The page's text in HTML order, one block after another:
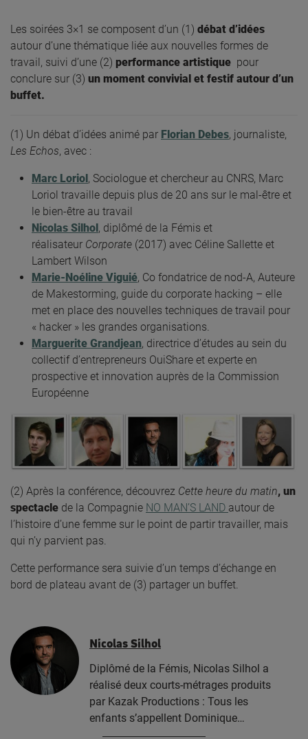
Les soirées 3×1 se composent d’un (1) débat d’idées
autour d’une thématique liée aux nouvelles formes de
travail, suivi d’une (2) performance artistique pour
conclure sur (3) un moment convivial et festif autour d’un
buffet.
(1) Un débat d’idées animé par Florian Debes, journaliste,
Les Echos, avec :
Marc Loriol, Sociologue et chercheur au CNRS, Marc
Loriol travaille depuis plus de 20 ans sur le mal-être et
le bien-être au travail
Nicolas Silhol, diplômé de la Fémis et
réalisateur Corporate (2017) avec Céline Sallette et
Lambert Wilson
Marie-Noéline Viguié, Co fondatrice de nod-A, Auteure
de Makestorming, guide du corporate hacking – elle
met en place des nouvelles techniques de travail pour
« hacker » les grandes organisations.
Marguerite Grandjean, directrice d’études au sein du
collectif d’entrepreneurs OuiShare et experte en
prospective et innovation auprès de la Commission
Européenne
(2) Après la conférence, découvrez Cette heure du matin, un
spectacle de la Compagnie NO MAN’S LAND autour de
l’histoire d’une femme sur le point de partir travailler, mais
qui n’y parvient pas.
Cette performance sera suivie d’un temps d’échange en
bord de plateau avant de (3) partager un buffet.
Nicolas Silhol
Diplômé de la Fémis, Nicolas Silhol a
réalisé deux courts-métrages produits
par Kazak Productions : Tous les
enfants s’appellent Dominique…